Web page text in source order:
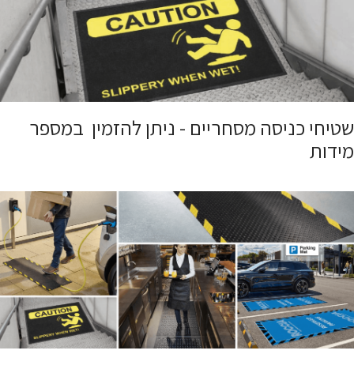
שטיחי כניסה מסחריים - ניתן להזמין במספר
מידות